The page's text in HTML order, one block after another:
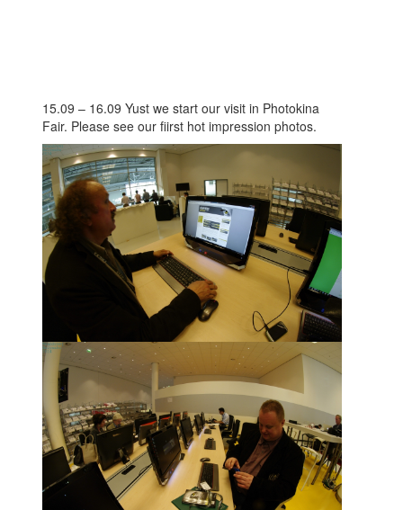
15.09 – 16.09 Yust we start our visit in Photokina
Fair. Please see our fiirst hot impression photos.